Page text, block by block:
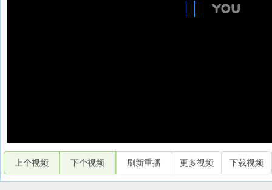
上个视频 下个视频 刷新重播 更多视频 下载视频